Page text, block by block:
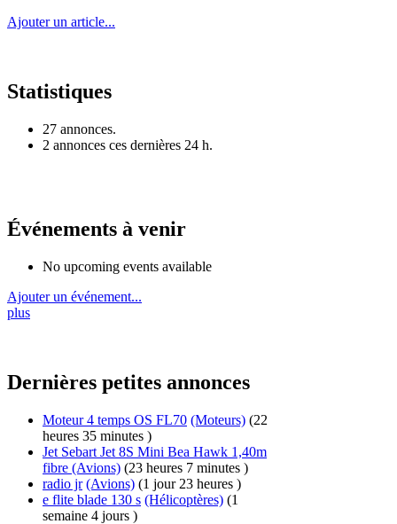
Ajouter un article...
Statistiques
27 annonces.
2 annonces ces dernières 24 h.
Événements à venir
No upcoming events available
Ajouter un événement...
plus
Dernières petites annonces
Moteur 4 temps OS FL70 (Moteurs) (22
heures 35 minutes )
Jet Sebart Jet 8S Mini Bea Hawk 1,40m
fibre (Avions) (23 heures 7 minutes )
radio jr (Avions) (1 jour 23 heures )
e flite blade 130 s (Hélicoptères) (1
semaine 4 jours )